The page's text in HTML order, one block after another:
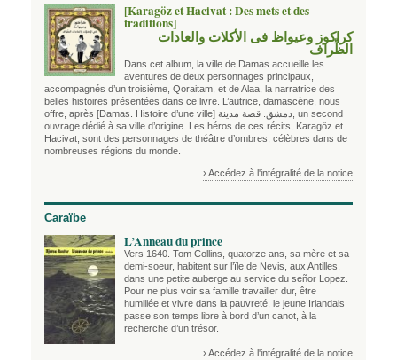
[Karagöz et Hacivat : Des mets et des
traditions]
كراكوز وعيواظ فى الأكلات والعادات
الظِّراف
Dans cet album, la ville de Damas accueille les
aventures de deux personnages principaux,
accompagnés d’un troisième, Qoraitam, et de Alaa, la narratrice des
belles histoires présentées dans ce livre. L’autrice, damascène, nous
offre, après
[Damas. Histoire d’une ville] دمشق. قصة مدينة , un second
ouvrage dédié à sa ville d’origine. Les héros de ces récits, Karagöz et
Hacivat, sont des personnages de théâtre d’ombres, célèbres dans de
nombreuses régions du monde.
› Accédez à l'intégralité de la notice
Caraïbe
L’Anneau du prince
Vers 1640. Tom Collins, quatorze ans, sa mère et sa
demi-soeur, habitent sur l’île de Nevis, aux Antilles,
dans une petite auberge au service du señor Lopez.
Pour ne plus voir sa famille travailler dur, être
humiliée et vivre dans la pauvreté, le jeune Irlandais
passe son temps libre à bord d’un canot, à la
recherche d’un trésor.
› Accédez à l'intégralité de la notice